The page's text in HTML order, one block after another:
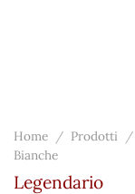
Home / Prodotti /
Bianche
Legendario